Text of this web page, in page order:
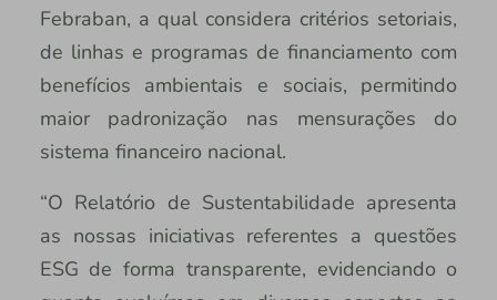
Febraban, a qual considera critérios setoriais,
de linhas e programas de financiamento com
benefícios ambientais e sociais, permitindo
maior padronização nas mensurações do
sistema financeiro nacional.
“O Relatório de Sustentabilidade apresenta
as nossas iniciativas referentes a questões
ESG de forma transparente, evidenciando o